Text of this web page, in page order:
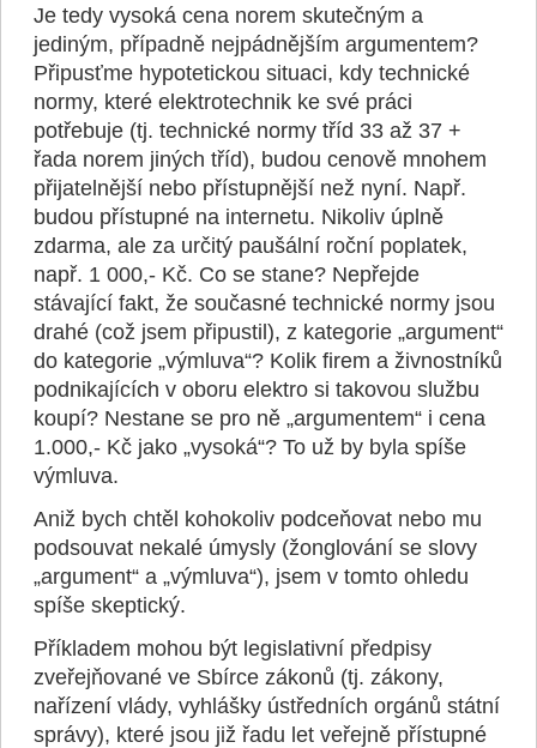
Je tedy vysoká cena norem skutečným a
jediným, případně nejpádnějším argumentem?
Připusťme hypotetickou situaci, kdy technické
normy, které elektrotechnik ke své práci
potřebuje (tj. technické normy tříd 33 až 37 +
řada norem jiných tříd), budou cenově mnohem
přijatelnější nebo přístupnější než nyní. Např.
budou přístupné na internetu. Nikoliv úplně
zdarma, ale za určitý paušální roční poplatek,
např. 1 000,- Kč. Co se stane? Nepřejde
stávající fakt, že současné technické normy jsou
drahé (což jsem připustil), z kategorie „argument“
do kategorie „výmluva“? Kolik firem a živnostníků
podnikajících v oboru elektro si takovou službu
koupí? Nestane se pro ně „argumentem“ i cena
1.000,- Kč jako „vysoká“? To už by byla spíše
výmluva.
Aniž bych chtěl kohokoliv podceňovat nebo mu
podsouvat nekalé úmysly (žonglování se slovy
„argument“ a „výmluva“), jsem v tomto ohledu
spíše skeptický.
Příkladem mohou být legislativní předpisy
zveřejňované ve Sbírce zákonů (tj. zákony,
nařízení vlády, vyhlášky ústředních orgánů státní
správy), které jsou již řadu let veřejně přístupné